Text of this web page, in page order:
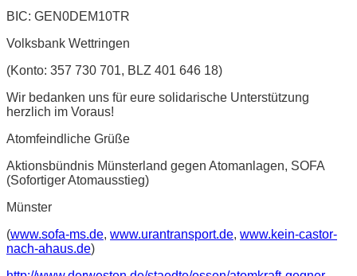
BIC: GEN0DEM10TR
Volksbank Wettringen
(Konto: 357 730 701, BLZ 401 646 18)
Wir bedanken uns für eure solidarische Unterstützung
herzlich im Voraus!
Atomfeindliche Grüße
Aktionsbündnis Münsterland gegen Atomanlagen, SOFA
(Sofortiger Atomausstieg)
Münster
(www.sofa-ms.de, www.urantransport.de, www.kein-castor-
nach-ahaus.de)